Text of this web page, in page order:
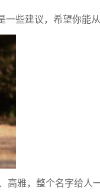
些建议，希望你能
高雅，整个名字给人